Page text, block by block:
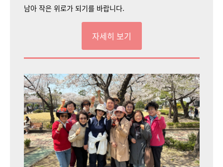
남아 작은 위로가 되기를 바랍니다.
자세히 보기